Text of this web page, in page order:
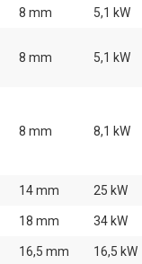
8 mm 5,1 kW
8 mm 5,1 kW
8 mm 8,1 kW
14 mm 25 kW
18 mm 34 kW
16,5 mm 16,5 kW